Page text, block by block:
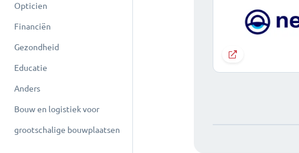
Opticien
Financiën
Gezondheid
Educatie
Anders
Bouw en logistiek voor
grootschalige bouwplaatsen